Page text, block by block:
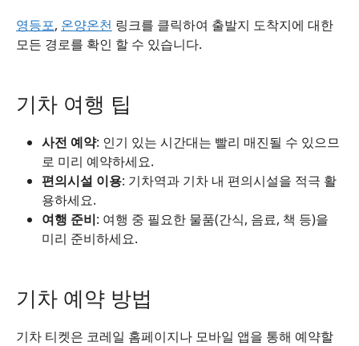
영등포, 온양온천 링크를 클릭하여 출발지 도착지에 대한
모든 경로를 확인 할 수 있습니다.
기차 여행 팁
사전 예약: 인기 있는 시간대는 빨리 매진될 수 있으므
로 미리 예약하세요.
편의시설 이용: 기차역과 기차 내 편의시설을 적극 활
용하세요.
여행 준비: 여행 중 필요한 물품(간식, 음료, 책 등)을
미리 준비하세요.
기차 예약 방법
기차 티켓은 코레일 홈페이지나 모바일 앱을 통해 예약할